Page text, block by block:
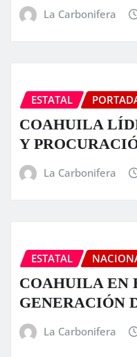
La Carbonifera
ESTATAL
COAHUILA
Y
La Carbonifera
ESTATAL
COAHUILA EN
GENERACIÓN
La Carbonifera